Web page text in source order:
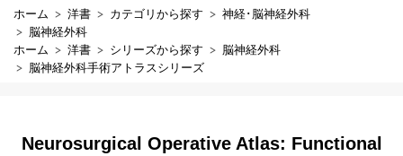
ホーム 洋書 カテゴリから探す
神経･脳神経外科
脳神経外科
ホーム
洋書 シリーズから探す
脳神経外科
脳神経外科手術アトラスシリーズ
Neurosurgical Operative Atlas: Functional